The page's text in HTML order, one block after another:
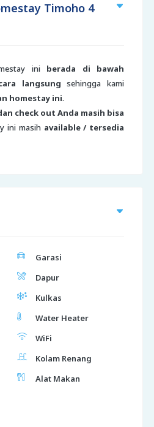
Timoho 4
ini berada di bawah
langsung sehingga kami
homestay ini.
check out Anda masih bisa
ini masih available / tersedia
Garasi
Dapur
Kulkas
Water Heater
WiFi
Kolam Renang
Alat Makan